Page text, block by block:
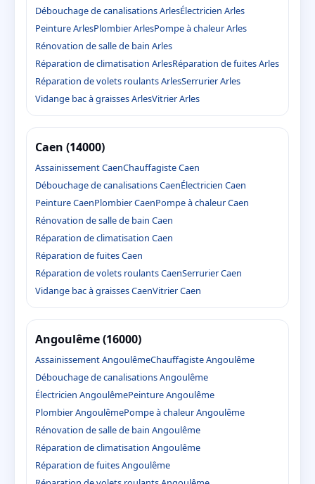
Débouchage de canalisations ArlesÉlectricien Arles
Peinture ArlesPlombier ArlesPompe à chaleur Arles
Rénovation de salle de bain Arles
Réparation de climatisation ArlesRéparation de fuites Arles
Réparation de volets roulants ArlesSerrurier Arles
Vidange bac à graisses ArlesVitrier Arles
Caen (14000)
Assainissement CaenChauffagiste Caen
Débouchage de canalisations CaenÉlectricien Caen
Peinture CaenPlombier CaenPompe à chaleur Caen
Rénovation de salle de bain Caen
Réparation de climatisation Caen
Réparation de fuites Caen
Réparation de volets roulants CaenSerrurier Caen
Vidange bac à graisses CaenVitrier Caen
Angoulême (16000)
Assainissement AngoulêmeChauffagiste Angoulême
Débouchage de canalisations Angoulême
Électricien AngoulêmePeinture Angoulême
Plombier AngoulêmePompe à chaleur Angoulême
Rénovation de salle de bain Angoulême
Réparation de climatisation Angoulême
Réparation de fuites Angoulême